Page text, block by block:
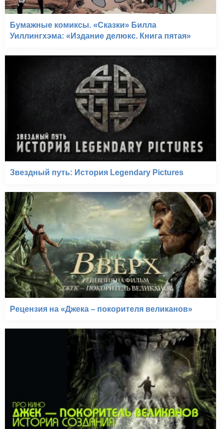
Бумажные комиксы. «Сказки» Билла
Уиллингхэма: «Издание делюкс. Книга пятая»
Звездный путь: История Legendary Pictures
Рецензия на «Джека – покорителя великанов»